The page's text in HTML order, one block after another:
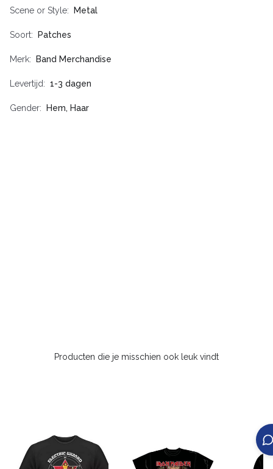
Scene or Style Metal
Soort Patches
Merk Band Merchandise
Levertijd 1-3 dagen
Gender Hem, Haar
Producten die je misschien ook leuk vindt